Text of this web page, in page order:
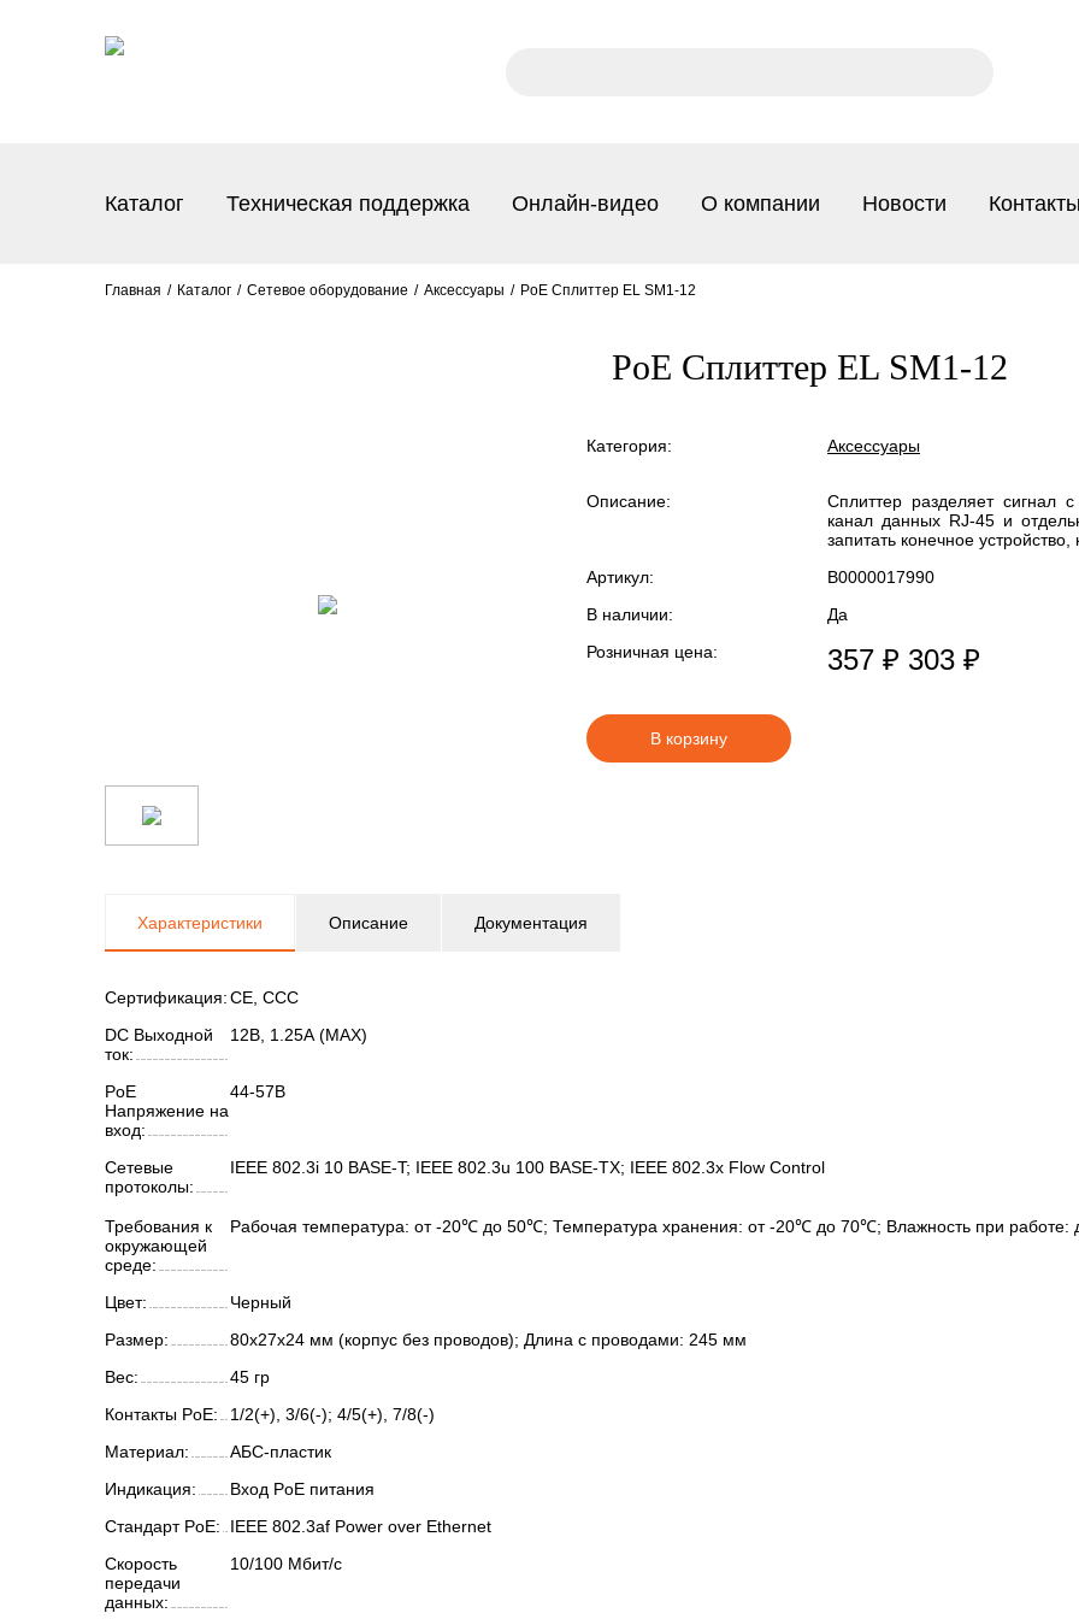
Каталог Техническая поддержка Онлайн-видео О компании Новости Контакты
Главная Каталог Сетевое оборудование Аксессуары PoE Сплиттер EL SM1-12
PoE Сплиттер EL SM1-12
Категория: Аксессуары
Описание:
Сплиттер разделяет сигнал
канал данных RJ-45 и
запитать конечное
Артикул:
В0000017990
В наличии:
Да
Розничная цена:
357 ₽ 303 ₽
В корзину
Характеристики Описание Документация
Сертификация:CE, CCC
DC Выходной
ток:
12В, 1.25А (MAX)
PoE
Напряжение на
вход:
44-57В
Сетевые
протоколы:
IEEE 802.3i 10 BASE-T; IEEE 802.3u 100 BASE-TX; IEEE 802.3x Flow Control
Требования к
окружающей
среде:
Рабочая температура: от -20℃ до 50℃; Температура хранения: от -20℃ до 70℃; Влажность при работе:
Цвет:
Черный
Размер:
80x27x24 мм (корпус без проводов); Длина с проводами: 245 мм
Вес:
45 гр
Контакты PoE:
1/2(+), 3/6(-); 4/5(+), 7/8(-)
Материал:
АБС-пластик
Индикация:
Вход PoE питания
Стандарт PoE:
IEEE 802.3af Power over Ethernet
Скорость
передачи
данных:
10/100 Мбит/с